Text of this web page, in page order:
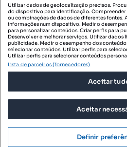
SIGA-NOS:
DESCARREGAR
© 2026 Imovirtual.com,
TERMOS DE
POLÍTICA DE
Utilizar dados de geolocalização precisos.
do dispositivo para identificação. Compreender
ou combinações de dados de diferentes fontes.
informações num dispositivo. Medir o
para personalizar conteúdos. Criar perfis para
Desenvolver e melhorar serviços. Utilizar dados
publicidade. Medir o desempenho dos
selecionar conteúdos. Utilizar perfis para
Utilizar perfis para selecionar conteúdos
Lista de parceiros (fornecedores)
Aceitar
Aceitar
Definir